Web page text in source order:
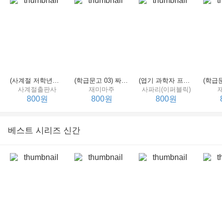
(사계절 저학년문고 21) 선생님은 모르는 게 너무 많아
사계절출판사
800원
(학급문고 03) 짜장 짬뽕 탕수육
재미마주
800원
(엽기 과학자 프래니 01) 도시락 괴물이 나타났다
사파리(이퍼블릭)
800원
베스트 시리즈 신간